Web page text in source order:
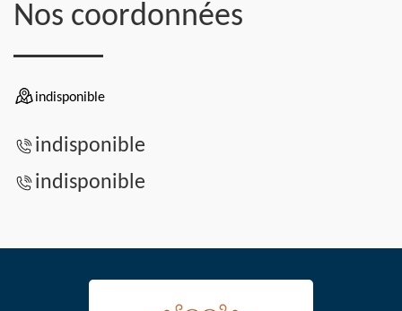
Nos coordonnées
indisponible
indisponible
indisponible